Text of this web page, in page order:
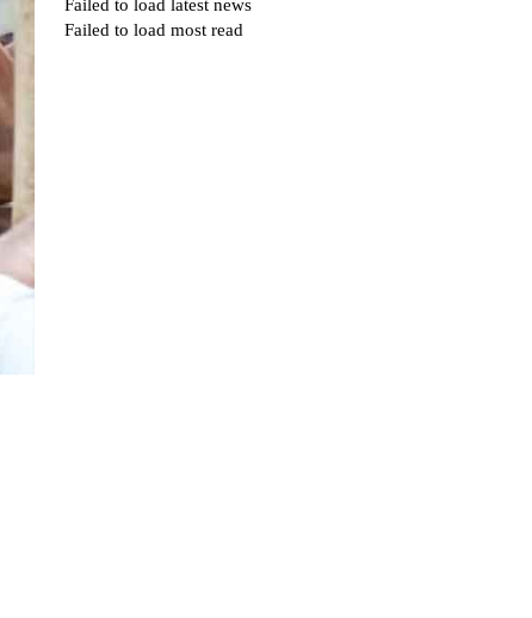
Failed to load latest news
Failed to load most read